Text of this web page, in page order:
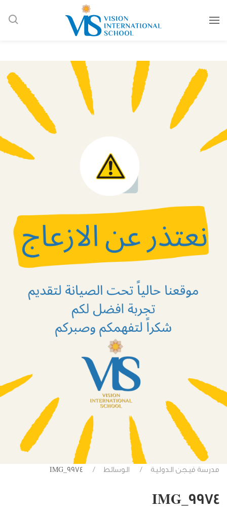
مدرسة فيجن الدولية الوسائط IMG_9974
IMG_9974